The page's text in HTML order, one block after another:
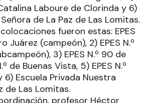
Laboure de Clorinda y 6)
de La Paz de Las Lomitas.
fueron estas: EPES
Juárez (campeón), 2) EPES N.º
3) EPES N.º 90 de
de Buenas Vista, 5) EPES N.º
6) Escuela Privada Nuestra
de Las Lomitas.
profesor Héctor